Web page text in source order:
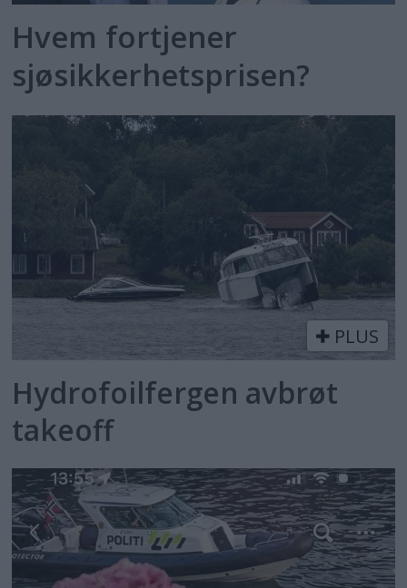
Hvem fortjener
sjøsikkerhetsprisen?
PLUS
Hydrofoilfergen avbrøt
takeoff